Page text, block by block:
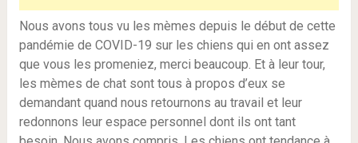
Nous avons tous vu les mèmes depuis le début de cette
pandémie de COVID-19 sur les chiens qui en ont assez
que vous les promeniez, merci beaucoup. Et à leur tour,
les mèmes de chat sont tous à propos d’eux se
demandant quand nous retournons au travail et leur
redonnons leur espace personnel dont ils ont tant